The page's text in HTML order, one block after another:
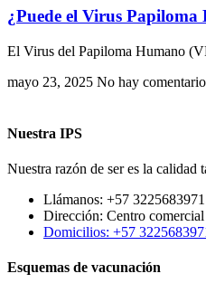
¿Puede el Virus
El Virus del Papiloma Humano
mayo 23, 2025 No hay
Nuestra IPS
Nuestra razón de ser es la calidad
Llámanos: +57 3225683971
Dirección: Centro
Domicilios: +57
Esquemas de vacunación